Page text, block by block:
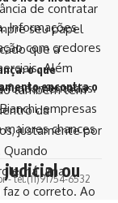
Informações
com credores
Além
fundamentadas.
empresas
chances
judicial ou
de contratar
seu papel
que a
também tem
da
justamente por
há uma
o correto. Ao
o que
encontra o
- tel.(11)91754-6532